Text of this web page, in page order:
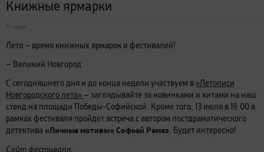
Книжные ярмарки
11 июня
Лето — время книжных ярмарок и фестивалей!
— Великий Новгород
С сегодняшнего дня и до конца недели участвуем в «Летописи
Новгородского лета» — заглядывайте за новинками и хитами на наш
стенд на площади Победы-Софийской. Кроме того, 13 июля в 19:00 в
рамках фестиваля пройдет встреча с автором постдраматического
детектива «Личные мотивы» Софьей Ремез. Будет интересно!
Сайт фестиваля.